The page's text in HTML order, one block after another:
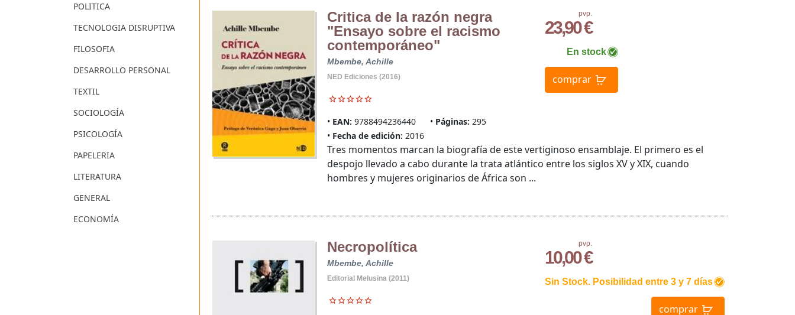
POLITICA
TECNOLOGIA DISRUPTIVA
FILOSOFIA
DESARROLLO PERSONAL
TEXTIL
SOCIOLOGÍA
PSICOLOGÍA
PAPELERIA
LITERATURA
GENERAL
ECONOMÍA
Critica de la razón negra
"Ensayo sobre el racismo
contemporáneo"
Mbembe, Achille
NED Ediciones (2016)
EAN: 9788494236440 Páginas: 295
Fecha de edición: 2016
pvp.
23,90 €
En stock
comprar
Tres momentos marcan la biografía de este vertiginoso ensamblaje. El primero es el
despojo llevado a cabo durante la trata atlántico entre los siglos XV y XIX, cuando
hombres y mujeres originarios de África son ...
Necropolítica
Mbembe, Achille
Editorial Melusina (2011)
pvp.
10,00 €
Sin Stock. Posibilidad entre 3 y 7 días
comprar